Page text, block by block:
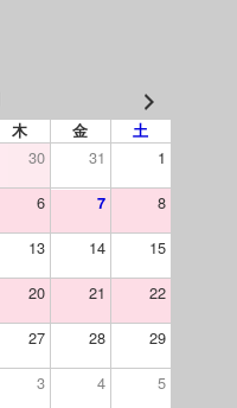
木 金 土
30 31
1
6 7
8
13 14
15
20 21
22
27 28
29
3 4 5